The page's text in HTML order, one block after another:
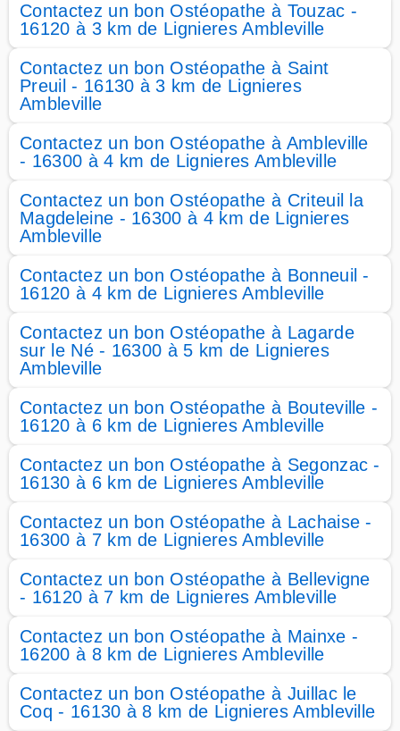
Contactez un bon Ostéopathe à Touzac -
16120 à 3 km de Lignieres Ambleville
Contactez un bon Ostéopathe à Saint
Preuil - 16130 à 3 km de Lignieres
Ambleville
Contactez un bon Ostéopathe à Ambleville
- 16300 à 4 km de Lignieres Ambleville
Contactez un bon Ostéopathe à Criteuil la
Magdeleine - 16300 à 4 km de Lignieres
Ambleville
Contactez un bon Ostéopathe à Bonneuil -
16120 à 4 km de Lignieres Ambleville
Contactez un bon Ostéopathe à Lagarde
sur le Né - 16300 à 5 km de Lignieres
Ambleville
Contactez un bon Ostéopathe à Bouteville -
16120 à 6 km de Lignieres Ambleville
Contactez un bon Ostéopathe à Segonzac -
16130 à 6 km de Lignieres Ambleville
Contactez un bon Ostéopathe à Lachaise -
16300 à 7 km de Lignieres Ambleville
Contactez un bon Ostéopathe à Bellevigne
- 16120 à 7 km de Lignieres Ambleville
Contactez un bon Ostéopathe à Mainxe -
16200 à 8 km de Lignieres Ambleville
Contactez un bon Ostéopathe à Juillac le
Coq - 16130 à 8 km de Lignieres Ambleville